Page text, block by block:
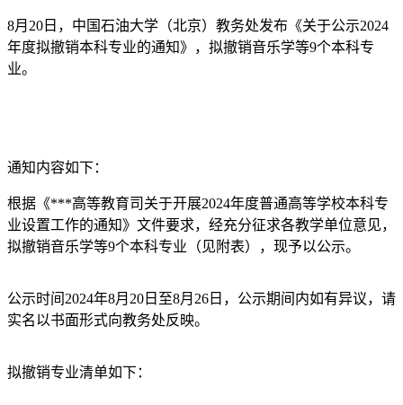
8月20日，中国石油大学（北京）教务处发布《关于公示2024
年度拟撤销本科专业的通知》，拟撤销音乐学等9个本科专
业。
通知内容如下：
根据《***高等教育司关于开展2024年度普通高等学校本科专
业设置工作的通知》文件要求，经充分征求各教学单位意见，
拟撤销音乐学等9个本科专业（见附表），现予以公示。
公示时间2024年8月20日至8月26日，公示期间内如有异议，请
实名以书面形式向教务处反映。
拟撤销专业清单如下：